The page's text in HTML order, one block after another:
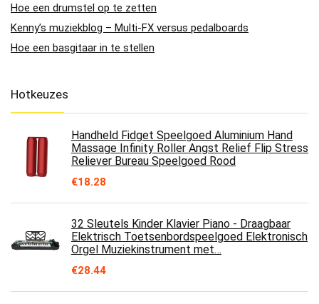
Hoe een drumstel op te zetten
Kenny’s muziekblog – Multi-FX versus pedalboards
Hoe een basgitaar in te stellen
Hotkeuzes
Handheld Fidget Speelgoed Aluminium Hand
Massage Infinity Roller Angst Relief Flip Stress
Reliever Bureau Speelgoed Rood
€18.28
32 Sleutels Kinder Klavier Piano - Draagbaar
Elektrisch Toetsenbordspeelgoed Elektronisch
Orgel Muziekinstrument met…
€28.44